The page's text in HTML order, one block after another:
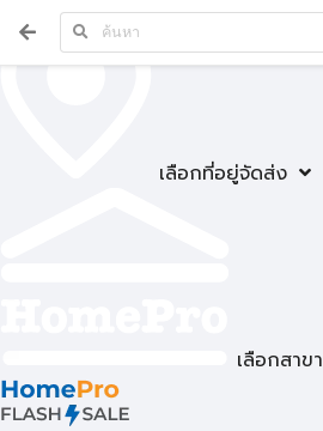
เลือกที่อยู่จัดส่ง
เลือกสาขา